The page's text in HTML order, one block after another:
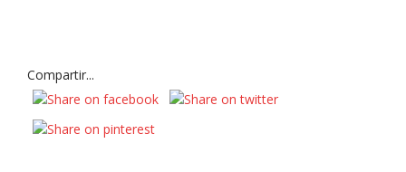
Compartir...